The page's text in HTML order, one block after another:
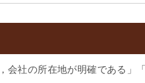
会社の所在地が明確である」